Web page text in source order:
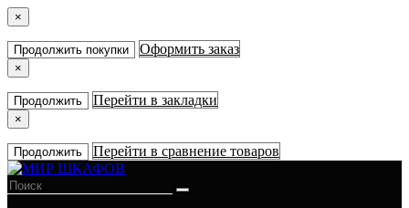
×
Продолжить покупки Оформить заказ
×
Продолжить Перейти в закладки
×
Продолжить Перейти в сравнение товаров